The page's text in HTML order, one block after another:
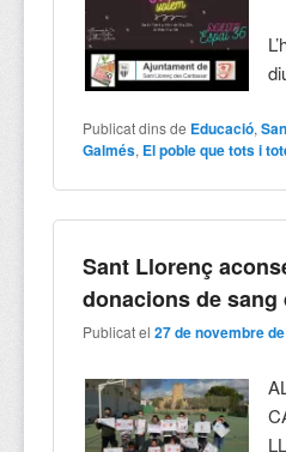
Publicat dins de Educació,
Galmés, El poble que tots i
Sant Llorenç
donacions de
Publicat el27 de novembre